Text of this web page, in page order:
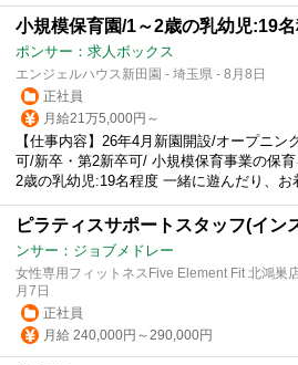
小規模保育園/1～2歳の乳幼児:19
ポンサー：求人ボックス
エンジェルハウス新田園 - 埼玉県 - 8月8日
正社員
月給21万5,000円～
【仕事内容】26年4月新園開設/オープニン
可/新卒・第2新卒可/ 小規模保育事業の保
2歳の乳幼児:19名程度 一緒に遊んだり、お
ピラティスサポートスタッフ(イン
ンサー：ジョブメドレー
女性専用フィットネスFive Element Fit 北鴻巣
月7日
正社員
月給 240,000円～290,000円